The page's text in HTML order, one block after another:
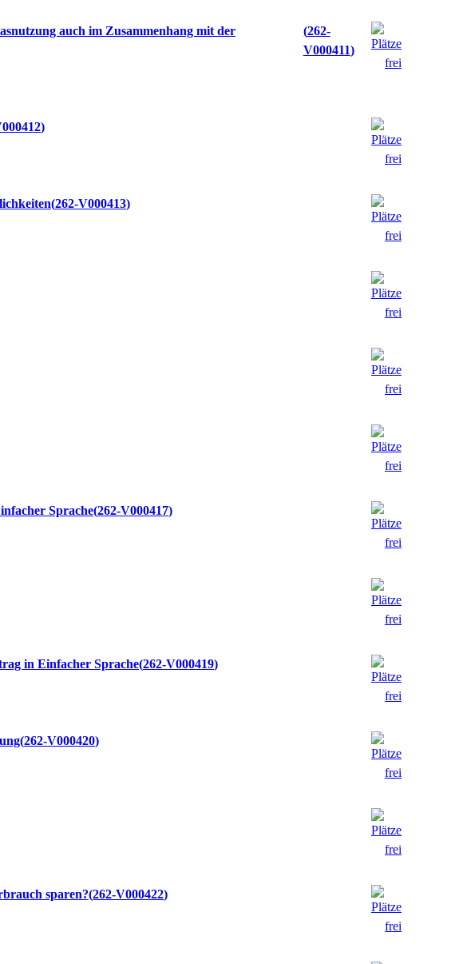
auch im Zusammenhang mit der
262-
V000411
262-V000413
Sprache 262-V000417
in Einfacher Sprache 262-V000419
262-V000420
sparen? 262-V000422